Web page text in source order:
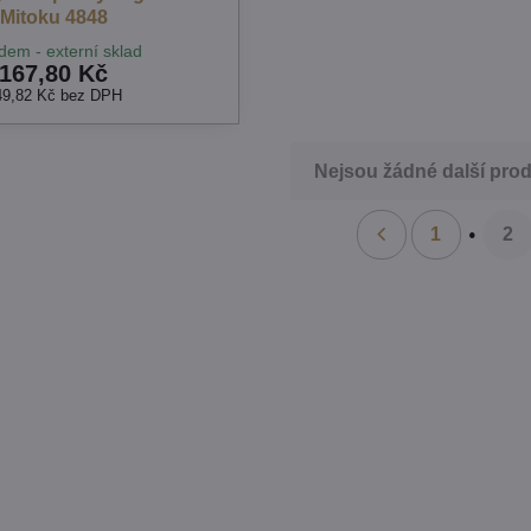
Mitoku 4848
- externí sklad
167,80 Kč
Kč bez DPH
Nejsou žádné další
1 2